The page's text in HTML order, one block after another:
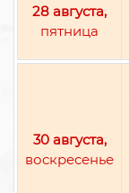
28 августа,
пятница
30 августа,
воскресенье